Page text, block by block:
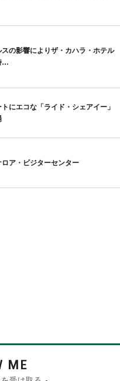
の影響によりザ・カハラ・ホテル
…
にエコな「ライド・シェアイー」
ア・ビジターセンター
ME